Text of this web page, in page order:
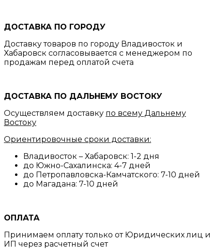
ДОСТАВКА ПО ГОРОДУ
Доставку товаров по городу Владивосток и
Хабаровск согласовывается с менеджером по
продажам перед оплатой счета
ДОСТАВКА ПО ДАЛЬНЕМУ ВОСТОКУ
Осуществляем доставку по всему Дальнему
Востоку
Ориентировочные сроки доставки:
Владивосток – Хабаровск: 1-2 дня
до Южно-Сахалинска: 4-7 дней
до Петропавловска-Камчатского: 7-10 дней
до Магадана: 7-10 дней
ОПЛАТА
Принимаем оплату только от Юридических лиц и
ИП через расчетный счет